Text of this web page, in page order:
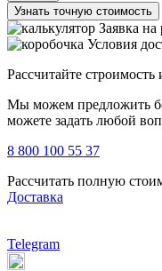
Узнать точную стоимость
Заявка на
Условия
Рассчитайте строимость
Мы можем предложить
можете задать любой
8 800 100 55 37
Рассчитать полную
Доставка
Telegram